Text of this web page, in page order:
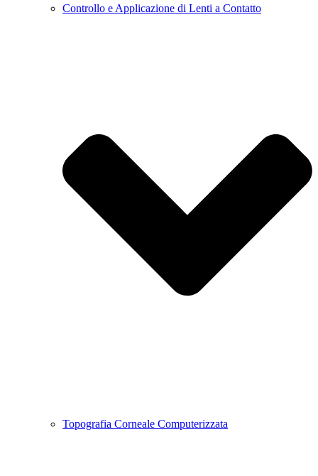
Controllo e Applicazione di Lenti a Contatto
Topografia Corneale Computerizzata